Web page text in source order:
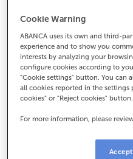
Quero
miña conta
España a
necesito?
Cookie Warning
ABANCA uses its own and third-
experience and to show you
interests by analyzing your
configure cookies according to
"Cookie settings" button. You can
all cookies reported in the
cookies" or "Reject cookies" button.
For more information, please